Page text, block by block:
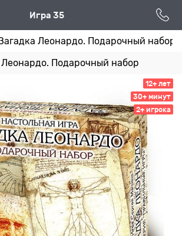
Игра 35
Леонардо. Подарочный набор
Леонардо. Подарочный набор
12+ лет
30+ минут
2+ игрока